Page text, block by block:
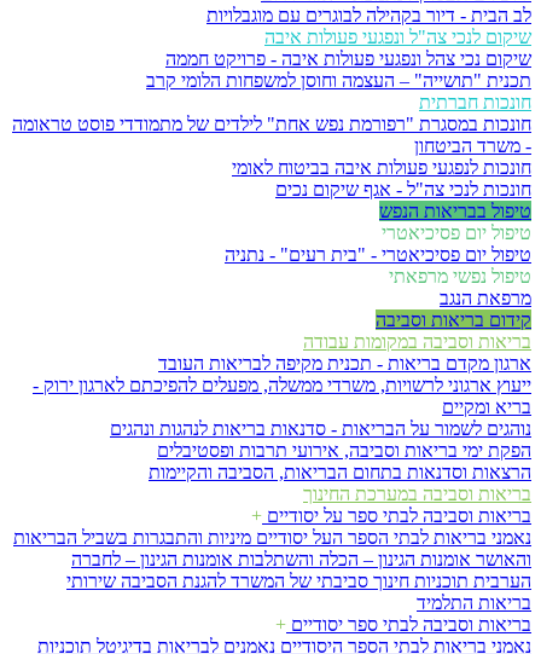
לב הבית - דיור בקהילה לבוגרים עם מוגבלויות
שיקום לנכי צה"ל ונפגעי פעולות איבה
שיקום נכי צהל ונפגעי פעולות איבה - פרויקט חממה
תכנית "תושייה" – העצמה וחוסן למשפחות הלומי קרב
חונכות חברתית
חונכות במסגרת "רפורמת נפש אחת" לילדים של מתמודדי פוסט טראומה
- משרד הביטחון
חונכות לנפגעי פעולות איבה בביטוח לאומי
חונכות לנכי צה"ל - אגף שיקום נכים
טיפול בבריאות הנפש
טיפול יום פסיכיאטרי
טיפול יום פסיכיאטרי - "בית רעים" - נתניה
טיפול נפשי מרפאתי
מרפאת הנגב
קידום בריאות וסביבה
בריאות וסביבה במקומות עבודה
ארגון מקדם בריאות - תכנית מקיפה לבריאות העובד
ייעוץ ארגוני לרשויות, משרדי ממשלה, מפעלים להפיכתם לארגון ירוק -
בריא ומקיים
נוהגים לשמור על הבריאות - סדנאות בריאות לנהגות ונהגים
הפקת ימי בריאות וסביבה, אירועי תרבות ופסטיבלים
הרצאות וסדנאות בתחום הבריאות, הסביבה והקיימות
בריאות וסביבה במערכת החינוך
בריאות וסביבה לבתי ספר על יסודיים +
נאמני בריאות לבתי הספר העל יסודיים מיניות והתבגרות בשביל הבריאות
והאושר אומנות הגינון – הכלה והשתלבות אומנות הגינון – לחברה
הערבית תוכניות חינוך סביבתי של המשרד להגנת הסביבה שירותי
בריאות התלמיד
בריאות וסביבה לבתי ספר יסודיים +
נאמני בריאות לבתי הספר היסודיים נאמנים לבריאות בדיגיטל תוכניות